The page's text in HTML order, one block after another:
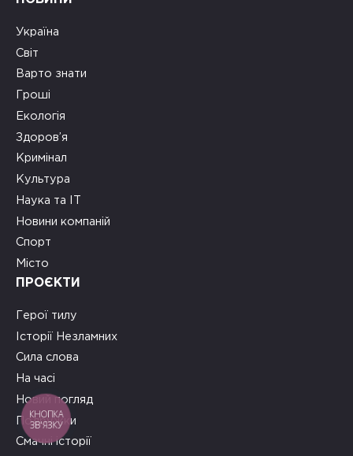
Україна
Світ
Варто знати
Гроші
Екологія
Здоров’я
Кримінал
Культура
Наука та ІТ
Новини компаній
Спорт
Місто
ПРОЄКТИ
Герої тилу
Історії Незламних
Сила слова
На часі
Новий погляд
Подружки
Смачні історії
КНОПКА
ЗВ'ЯЗКУ